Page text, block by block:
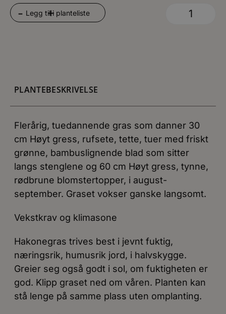
- +
Legg til i planteliste
PLANTEBESKRIVELSE
Flerårig, tuedannende gras som danner 30
cm Høyt gress, rufsete, tette, tuer med friskt
grønne, bambuslignende blad som sitter
langs stenglene og 60 cm Høyt gress, tynne,
rødbrune blomstertopper, i august-
september. Graset vokser ganske langsomt.
Vekstkrav og klimasone
Hakonegras trives best i jevnt fuktig,
næringsrik, humusrik jord, i halvskygge.
Greier seg også godt i sol, om fuktigheten er
god. Klipp graset ned om våren. Planten kan
stå lenge på samme plass uten omplanting.